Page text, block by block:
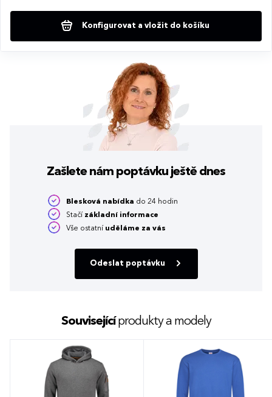
Konfigurovat a vložit do košíku
Zašlete nám poptávku ještě dnes
Blesková nabídka do 24 hodin
Stačí základní informace
Vše ostatní uděláme za vás
Odeslat poptávku
Souvisejícíprodukty a modely